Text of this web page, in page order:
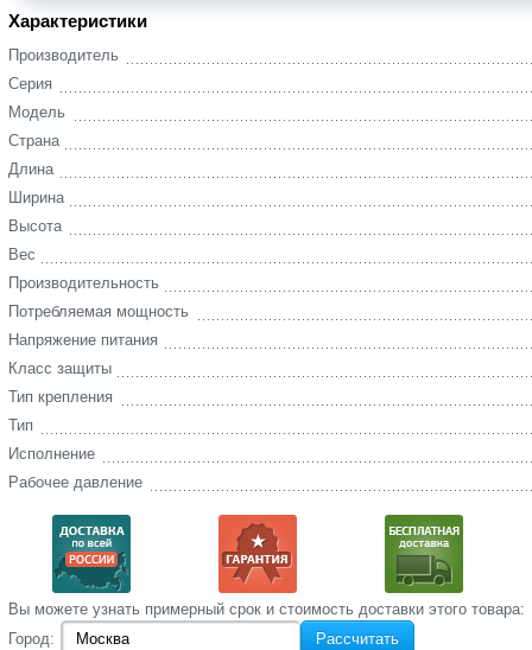
Характеристики
Производитель
Серия
Модель
Страна
Длина
Ширина
Высота
Вес
Производительность
Потребляемая мощность
Напряжение питания
Класс защиты
Тип крепления
Тип
Исполнение
Рабочее давление
Вы‌ можете‌ узнать‌ примерный срок и стоимость‌ доставки этого товара:
Город:
Рассчитать